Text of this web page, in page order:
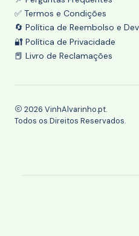
✅ Termos e Condições
🔄 Política de Reembolso e
🔐 Política de Privacidade
📕 Livro de Reclamações
2026 VinhAlvarinho.pt.
Todos os Direitos Reservados.